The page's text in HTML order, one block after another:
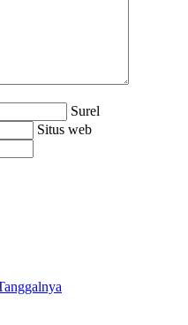
Surel
Situs web